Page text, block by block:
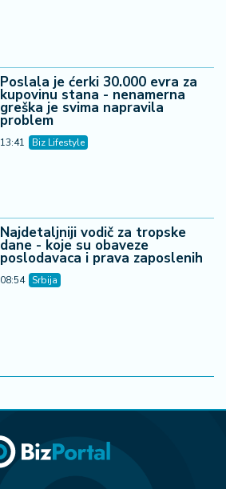
Poslala je ćerki 30.000 evra za
kupovinu stana - nenamerna
greška je svima napravila
problem
13:41 Biz Lifestyle
Najdetaljniji vodič za tropske
dane - koje su obaveze
poslodavaca i prava zaposlenih
08:54 Srbija